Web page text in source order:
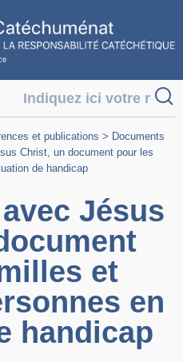
et publications > Documents
Christ, un document pour les
de handicap
Jésus
et
en
handicap